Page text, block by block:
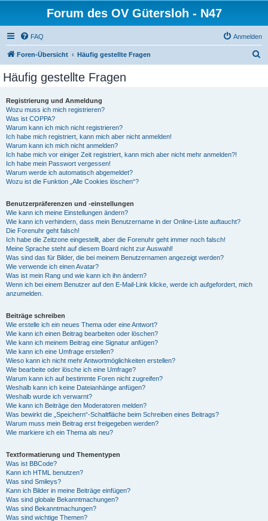
Forum des OV Gütersloh - N47
FAQ Anmelden
Foren-Übersicht Häufig gestellte Fragen
Häufig gestellte Fragen
Registrierung und Anmeldung
Wozu muss ich mich registrieren?
Was ist COPPA?
Warum kann ich mich nicht registrieren?
Ich habe mich registriert, kann mich aber nicht anmelden!
Warum kann ich mich nicht anmelden?
Ich habe mich vor einiger Zeit registriert, kann mich aber nicht mehr anmelden?!
Ich habe mein Passwort vergessen!
Warum werde ich automatisch abgemeldet?
Wozu ist die Funktion „Alle Cookies löschen“?
Benutzerpräferenzen und -einstellungen
Wie kann ich meine Einstellungen ändern?
Wie kann ich verhindern, dass mein Benutzername in der Online-Liste auftaucht?
Die Forenuhr geht falsch!
Ich habe die Zeitzone eingestellt, aber die Forenuhr geht immer noch falsch!
Meine Sprache steht auf diesem Board nicht zur Auswahl!
Was sind das für Bilder, die bei meinem Benutzernamen angezeigt werden?
Wie verwende ich einen Avatar?
Was ist mein Rang und wie kann ich ihn ändern?
Wenn ich bei einem Benutzer auf den E-Mail-Link klicke, werde ich aufgefordert, mich
anzumelden.
Beiträge schreiben
Wie erstelle ich ein neues Thema oder eine Antwort?
Wie kann ich einen Beitrag bearbeiten oder löschen?
Wie kann ich meinem Beitrag eine Signatur anfügen?
Wie kann ich eine Umfrage erstellen?
Wieso kann ich nicht mehr Antwortmöglichkeiten erstellen?
Wie bearbeite oder lösche ich eine Umfrage?
Warum kann ich auf bestimmte Foren nicht zugreifen?
Weshalb kann ich keine Dateianhänge anfügen?
Weshalb wurde ich verwarnt?
Wie kann ich Beiträge den Moderatoren melden?
Was bewirkt die „Speichern“-Schaltfläche beim Schreiben eines Beitrags?
Warum muss mein Beitrag erst freigegeben werden?
Wie markiere ich ein Thema als neu?
Textformatierung und Thementypen
Was ist BBCode?
Kann ich HTML benutzen?
Was sind Smileys?
Kann ich Bilder in meine Beiträge einfügen?
Was sind globale Bekanntmachungen?
Was sind Bekanntmachungen?
Was sind wichtige Themen?